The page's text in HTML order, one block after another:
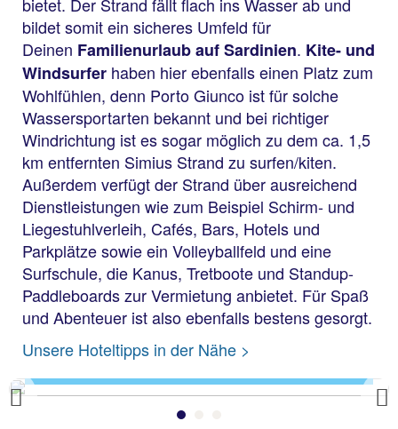
bildet somit ein sicheres Umfeld für
Deinen Familienurlaub auf Sardinien. Kite- und
Windsurfer haben hier ebenfalls einen Platz zum
Wohlfühlen, denn Porto Giunco ist für solche
Wassersportarten bekannt und bei richtiger
Windrichtung ist es sogar möglich zu dem ca. 1,5
km entfernten Simius Strand zu surfen/kiten.
Außerdem verfügt der Strand über ausreichend
Dienstleistungen wie zum Beispiel Schirm- und
Liegestuhlverleih, Cafés, Bars, Hotels und
Parkplätze sowie ein Volleyballfeld und eine
Surfschule, die Kanus, Tretboote und Standup-
Paddleboards zur Vermietung anbietet. Für Spaß
und Abenteuer ist also ebenfalls bestens gesorgt.
Unsere Hoteltipps in der Nähe >
Previous
Porto Giunco